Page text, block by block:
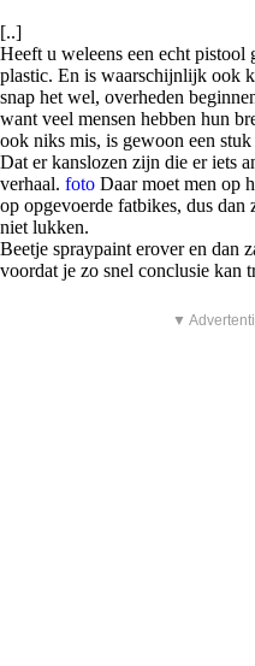
[..]
Heeft u weleens een echt
plastic. En is waarschijnlijk ook
snap het wel, overheden
want veel mensen hebben hun
ook niks mis, is gewoon een
Dat er kanslozen zijn die er iets
verhaal. foto Daar moet men op
op opgevoerde fatbikes, dus
niet lukken.
Beetje spraypaint erover en dan
voordat je zo snel conclusie kan
▼